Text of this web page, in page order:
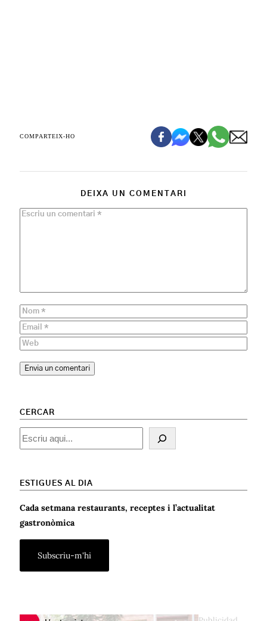
COMPARTEIX-HO
DEIXA UN COMENTARI
CERCAR
Cercar
ESTIGUES AL DIA
Cada setmana restaurants, receptes i l’actualitat
gastronòmica